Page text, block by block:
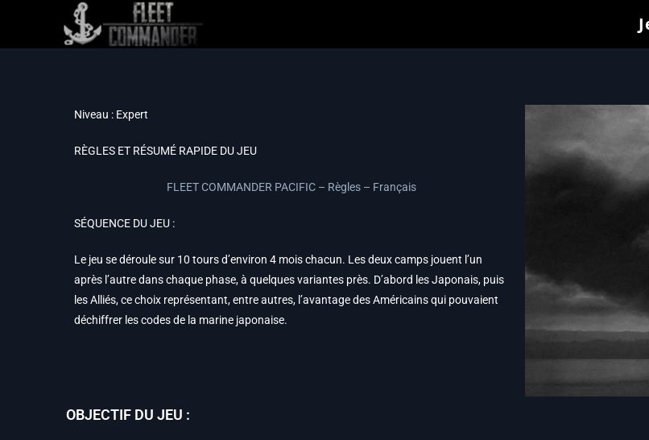
Niveau : Expert
RÈGLES ET RÉSUMÉ RAPIDE DU JEU
FLEET COMMANDER PACIFIC – Règles – Français
SÉQUENCE DU JEU :
Le jeu se déroule sur 10 tours d’environ 4 mois chacun. Les deux camps jouent l’un
après l’autre dans chaque phase, à quelques variantes près. D’abord les Japonais, puis
les Alliés, ce choix représentant, entre autres, l’avantage des Américains qui pouvaient
déchiffrer les codes de la marine japonaise.
OBJECTIF DU JEU :